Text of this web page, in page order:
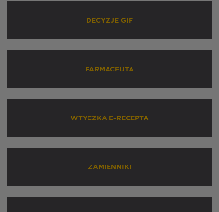
DECYZJE GIF
FARMACEUTA
WTYCZKA E-RECEPTA
ZAMIENNIKI